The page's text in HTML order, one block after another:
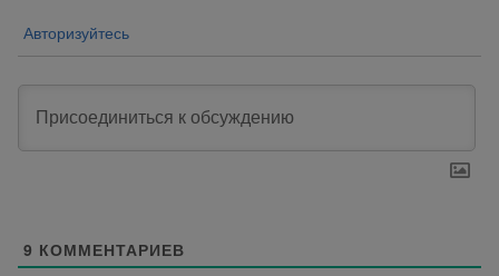
Авторизуйтесь
9 КОММЕНТАРИЕВ